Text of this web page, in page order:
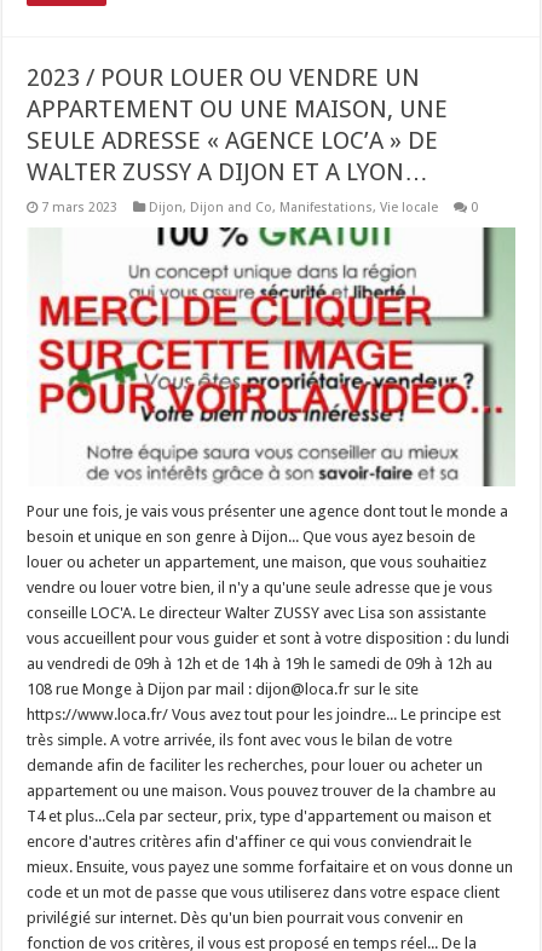
2023 / POUR LOUER OU VENDRE UN
APPARTEMENT OU UNE MAISON, UNE
SEULE ADRESSE « AGENCE LOC’A » DE
WALTER ZUSSY A DIJON ET A LYON…
7 mars 2023 Dijon, Dijon and Co, Manifestations,Vie locale 0
Pour une fois, je vais vous présenter une agence dont tout le monde a
besoin et unique en son genre à Dijon... Que vous ayez besoin de
louer ou acheter un appartement, une maison, que vous souhaitiez
vendre ou louer votre bien, il n'y a qu'une seule adresse que je vous
conseille LOC'A. Le directeur Walter ZUSSY avec Lisa son assistante
vous accueillent pour vous guider et sont à votre disposition : du lundi
au vendredi de 09h à 12h et de 14h à 19h le samedi de 09h à 12h au
108 rue Monge à Dijon par mail : dijon@loca.fr sur le site
https://www.loca.fr/ Vous avez tout pour les joindre... Le principe est
très simple. A votre arrivée, ils font avec vous le bilan de votre
demande afin de faciliter les recherches, pour louer ou acheter un
appartement ou une maison. Vous pouvez trouver de la chambre au
T4 et plus...Cela par secteur, prix, type d'appartement ou maison et
encore d'autres critères afin d'affiner ce qui vous conviendrait le
mieux. Ensuite, vous payez une somme forfaitaire et on vous donne un
code et un mot de passe que vous utiliserez dans votre espace client
privilégié sur internet. Dès qu'un bien pourrait vous convenir en
fonction de vos critères, il vous est proposé en temps réel... De la